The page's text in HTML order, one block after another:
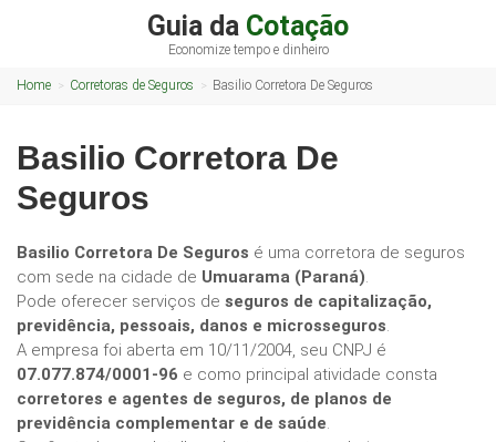
Guia da Cotação
Economize tempo e dinheiro
Home Corretoras de Seguros Basilio Corretora De Seguros
Basilio Corretora De
Seguros
Basilio Corretora De Seguros é uma corretora de seguros
com sede na cidade de Umuarama (Paraná).
Pode oferecer serviços de seguros de capitalização,
previdência, pessoais, danos e microsseguros.
A empresa foi aberta em 10/11/2004, seu CNPJ é
07.077.874/0001-96 e como principal atividade consta
corretores e agentes de seguros, de planos de
previdência complementar e de saúde.